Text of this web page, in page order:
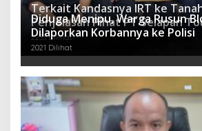
Terkait Kandasnya IRT ke
Penjelasan Pihat PT Selapan
2233 Dilihat
Diduga Menipu, Warga Rusun
Dilaporkan Korbannya ke Polisi
2021 Dilihat